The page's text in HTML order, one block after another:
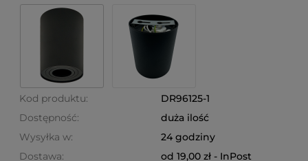
Kod produktu:
DR96125-1
Dostępność:
duża ilość
Wysyłka w:
24 godziny
Dostawa:
od 19,00 zł - InPost